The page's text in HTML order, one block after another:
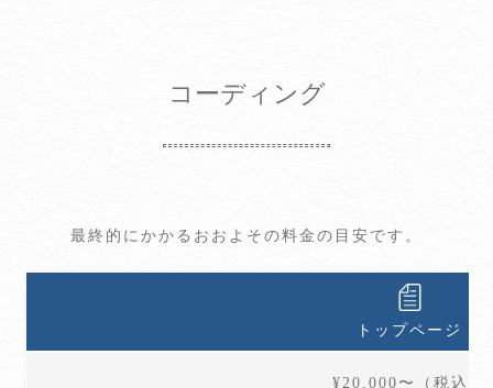
コーディング
最終的にかかるおおよその料金の目安です。
トップページ
¥20,000〜（税込）